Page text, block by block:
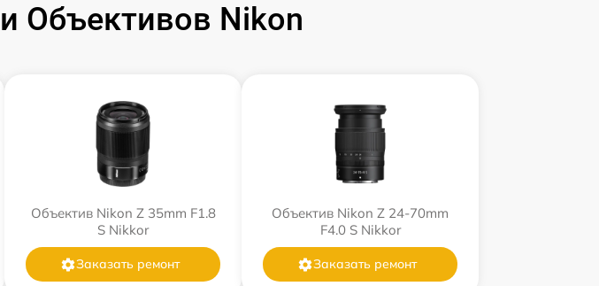
Объективов Nikon
Объектив Nikon Z 35mm F1.8
S Nikkor
Заказать ремонт
Объектив Nikon Z 24-70mm
F4.0 S Nikkor
Заказать ремонт